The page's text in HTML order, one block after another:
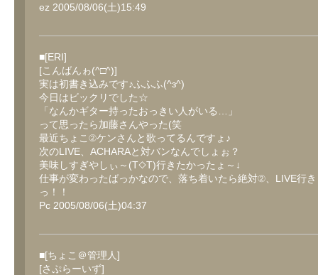
ez 2005/08/06(土)15:49
■[ERI]
[こんばんゎ(^□^)]
実は初書き込みです♪ふふふ(^з^)
今日はビックリでした☆
「なんかギター持ったおっきい人がいる…」
って思ったら加藤さんやった(笑
最近ちょこ②ケンさんと歌ってるんですょ♪
次のLIVE、ACHARAと対バンなんでしょぉ？
美味しすぎやしぃ～(T◇T)行きたかったょ～↓
仕事が変わったばっかなので、落ち着いたら絶対②、LIVE行
っ！！
Pc 2005/08/06(土)04:37
■[ちょこ＠管理人]
[さぷらーいず]